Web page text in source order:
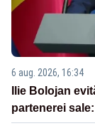
6 aug. 2026, 16:34
Ilie Bolojan
partenerei